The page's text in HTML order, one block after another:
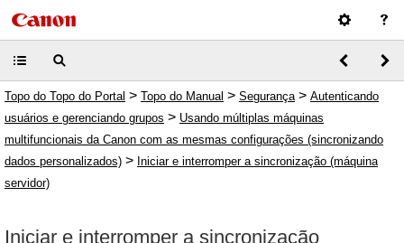
Topo do Topo do Portal > Topo do Manual > Segurança > Autenticando
usuários e gerenciando grupos > Usando múltiplas máquinas
multifuncionais da Canon com as mesmas configurações (sincronizando
dados personalizados) > Iniciar e interromper a sincronização (máquina
servidor)
Iniciar e interromper a sincronização